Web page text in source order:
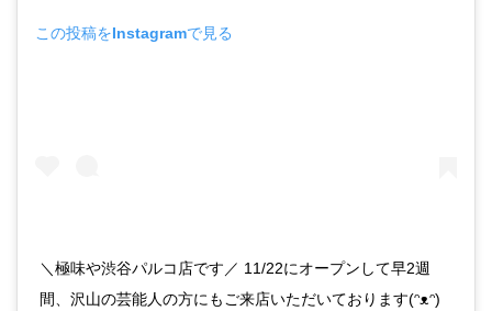
この投稿をInstagramで見る
＼極味や渋谷パルコ店です／ 11/22にオープンして早2週
間、沢山の芸能人の方にもご来店いただいております(ᵔᴥᵔ)